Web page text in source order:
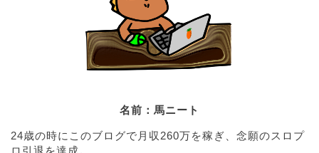
名前：馬ニート
24歳の時にこのブログで月収260万を稼ぎ、念願のスロプ
ロ引退を達成。